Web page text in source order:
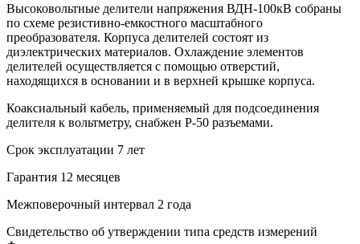
Высоковольтные делители напряжения ВДН-100кВ собраны
по схеме резистивно-емкостного масштабного
преобразователя. Корпуса делителей состоят из
диэлектрических материалов. Охлаждение элементов
делителей осуществляется с помощью отверстий,
находящихся в основании и в верхней крышке корпуса.
Коаксиальный кабель, применяемый для подсоединения
делителя к вольтметру, снабжен Р-50 разъемами.
Срок эксплуатации 7 лет
Гарантия 12 месяцев
Межповерочный интервал 2 года
Свидетельство об утверждении типа средств измерений